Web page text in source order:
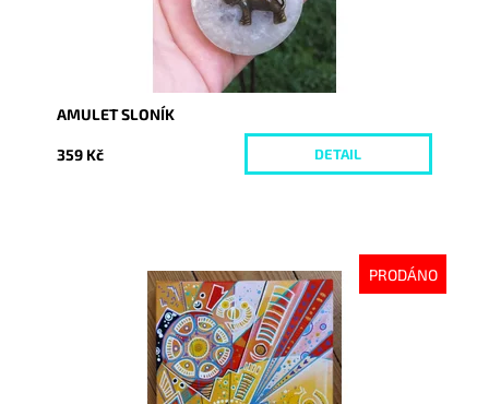
AMULET SLONÍK
359 Kč DETAIL
PRODÁNO
Vyprodáno
4532